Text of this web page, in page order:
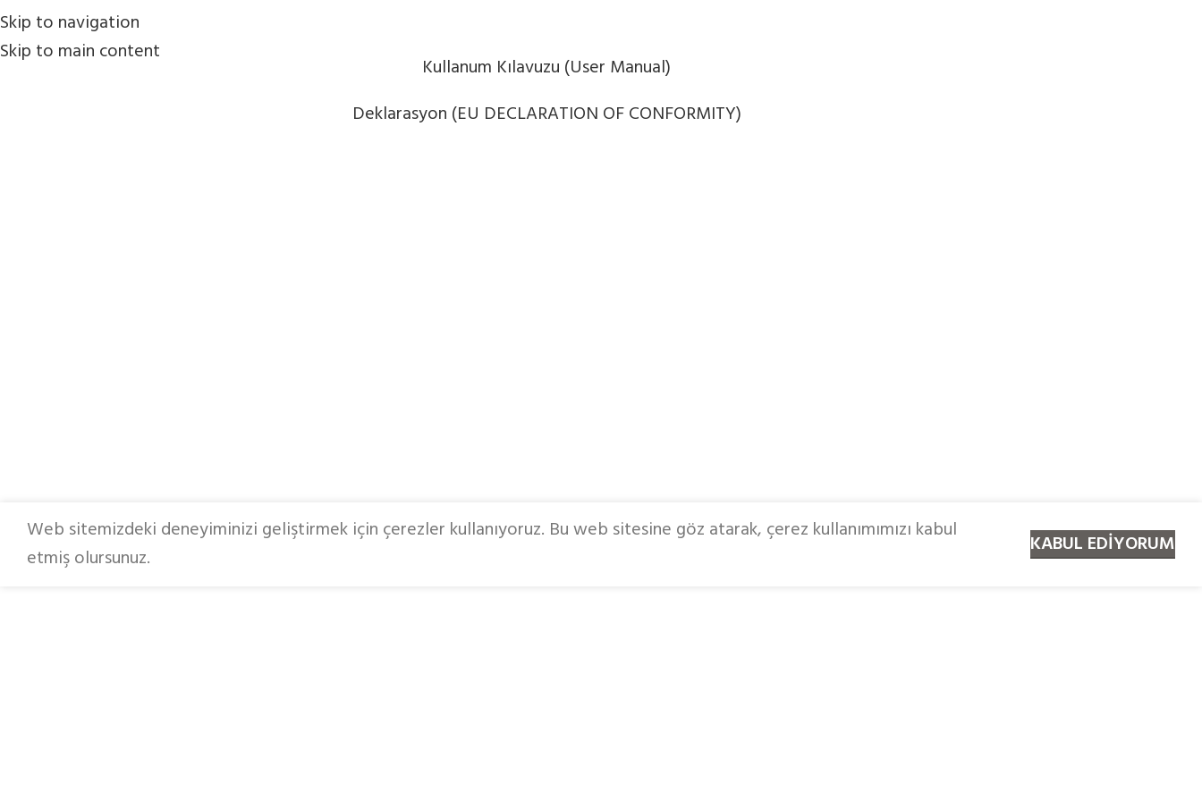
Skip to navigation
Skip to main content
Kullanum Kılavuzu (User Manual)
Deklarasyon (EU DECLARATION OF CONFORMITY)
Web sitemizdeki deneyiminizi geliştirmek için çerezler kullanıyoruz. Bu web sitesine göz atarak, çerez kullanımımızı kabul
etmiş olursunuz.
KABUL EDIYORUM